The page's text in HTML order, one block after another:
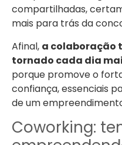
compartilhadas,
mais para trás da
Afinal, a colaboração
tornado cada dia
porque promove o
confiança, essenciais
de um
Coworking: